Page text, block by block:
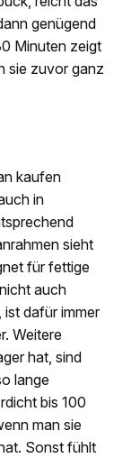
genügend
Minuten zeigt
sie zuvor ganz
kaufen
in
sieht
für fettige
auch
ist dafür immer
Weitere
hat, sind
lange
bis 100
man sie
Sonst fühlt